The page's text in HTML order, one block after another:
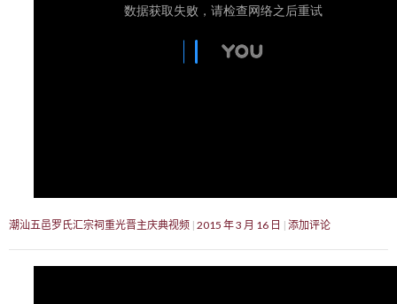
潮汕五邑罗氏汇宗祠重光晋主庆典视频 2015 年 3 月 16 日 添加评论